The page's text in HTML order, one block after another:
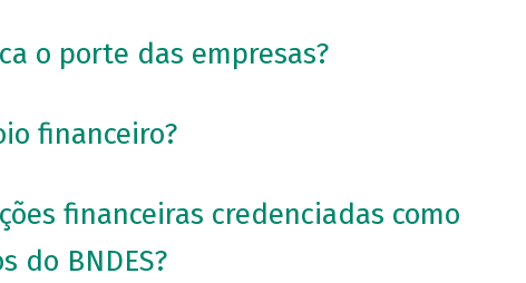
o porte das empresas?
financeiro?
financeiras credenciadas como
do BNDES?